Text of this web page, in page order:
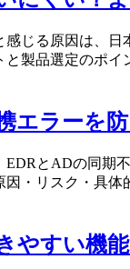
じる原因は、
製品選定のポ
エラーを
とADの同期
・リスク・具
やすい機